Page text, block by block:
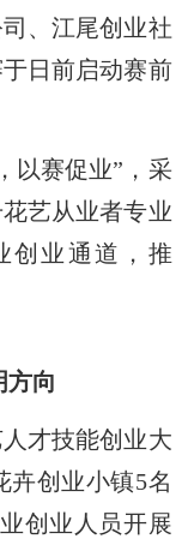
、江尾创业社
日前启动赛前
赛促业”，采
艺从业者专业
创业通道，推
向
才技能创业大
卉创业小镇5名
创业人员开展